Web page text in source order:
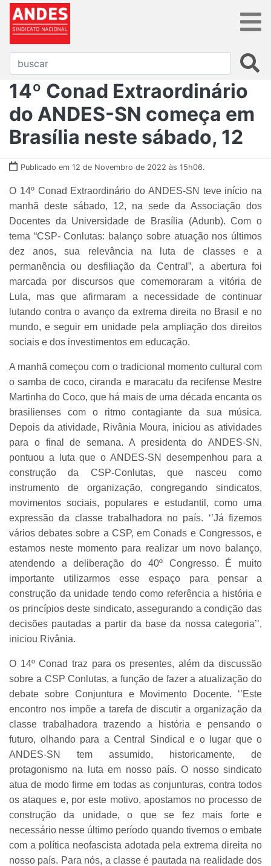
14º Conad Extraordinário
do ANDES-SN começa em
Brasília neste sábado, 12
Publicado em 12 de Novembro de 2022 às 15h06.
O 14º Conad Extraordinário do ANDES-SN teve início na
manhã deste sábado, 12, na sede da Associação dos
Docentes da Universidade de Brasília (Adunb). Com o
tema “CSP- Conlutas: balanço sobre atuação nos últimos
dez anos, sua relevância na luta de classes e a
permanência ou desfiliação da Central”, a abertura foi
marcada por discursos que comemoraram a vitória de
Lula, mas que afirmaram a necessidade de continuar
lutando contra o avanço da extrema direita no Brasil e no
mundo, e seguir em unidade pela ampliação dos direitos
sociais e dos investimentos em educação.
A manhã começou com o tradicional momento cultural com
o samba de coco, ciranda e maracatu da recifense Mestre
Martinha do Coco, que há mais de uma década encanta os
brasilienses com o ritmo contagiante da sua música.
Depois da atividade, Rivânia Moura, iniciou as atividades
para o final de semana. A presidenta do ANDES-SN,
pontuou a luta que o ANDES-SN desempenhou para a
construção da CSP-Conlutas, que nasceu como
instrumento de organização, congregando sindicatos,
movimentos sociais, populares e estudantil, como uma
expressão da classe trabalhadora no país. ‘’Já fizemos
vários debates sobre a CSP, em Conads e Congressos, e
estamos neste momento para realizar um novo balanço,
atendendo a deliberação do 40º Congresso. É muito
importante utilizarmos esse espaço para pensar a
construção da unidade tendo como referência a história e
os princípios deste sindicato, assegurando a condição das
decisões pautadas a partir da base da nossa categoria’’,
iniciou Rivânia.
O 14º Conad traz para os presentes, além da discussão
sobre a CSP Conlutas, a função de fazer a atualização do
debate sobre Conjuntura e Movimento Docente. ‘’Este
encontro nos impõe a tarefa de discutir a organização da
classe trabalhadora trazendo a história e pensando o
futuro, olhando para a Central Sindical e o lugar que o
ANDES-SN tem assumido, historicamente, de
protagonismo na luta em nosso país. O nosso sindicato
atua de modo firme em todas as conjunturas, contra todos
os ataques e, por este motivo, apostamos no processo de
construção da unidade, o que se fez mais forte e
necessário nesse último período quando tivemos o embate
com a política neofascista adotada pela extrema direita no
nosso país. Para nós, a classe é pautada na realidade dos